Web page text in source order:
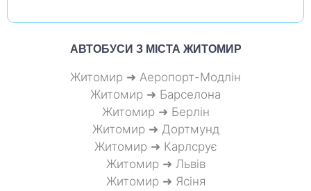
АВТОБУСИ З МІСТА ЖИТОМИР
Житомир ➜ Аеропорт-Модлін
Житомир ➜ Барселона
Житомир ➜ Берлін
Житомир ➜ Дортмунд
Житомир ➜ Карлсрує
Житомир ➜ Львів
Житомир ➜ Ясіня